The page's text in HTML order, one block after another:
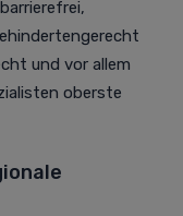
und vor allem
oberste